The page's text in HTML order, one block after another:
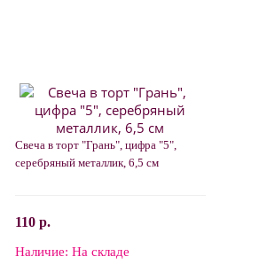
Свеча в торт "Грань", цифра "5",
серебряный металлик, 6,5 см
110 р.
В корзину
Наличие: На складе